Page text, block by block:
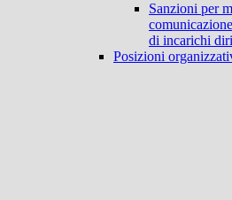
Sanzioni per
di incarichi
Posizioni